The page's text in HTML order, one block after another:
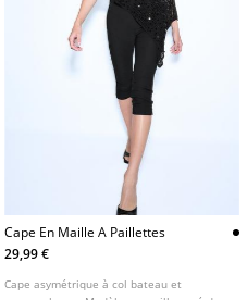
Cape En Maille A Paillettes
29,99 €
Cape asymétrique à col bateau et